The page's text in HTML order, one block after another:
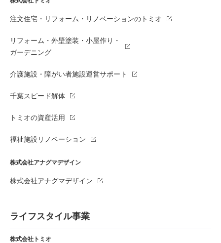
注文住宅・リフォーム・リノベーションのトミオ
リフォーム・外壁塗装・小屋作り・
ガーデニング
介護施設・障がい者施設運営サポート
千葉スピード解体
トミオの資産活用
福祉施設リノベーション
株式会社アナグマデザイン
株式会社アナグマデザイン
ライフスタイル事業
株式会社トミオ